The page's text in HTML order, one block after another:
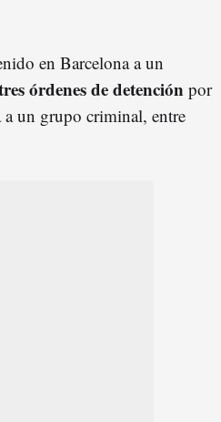
en Barcelona a un
órdenes de detención por
un grupo criminal, entre